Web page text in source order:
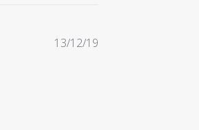
Date
13/12/19